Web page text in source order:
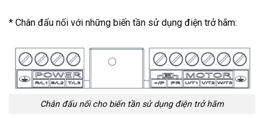
* Chân đấu nối với những biến tần sử dụng điện trở hãm:
Chân đấu nối cho biến tần sử dụng điện trở hãm